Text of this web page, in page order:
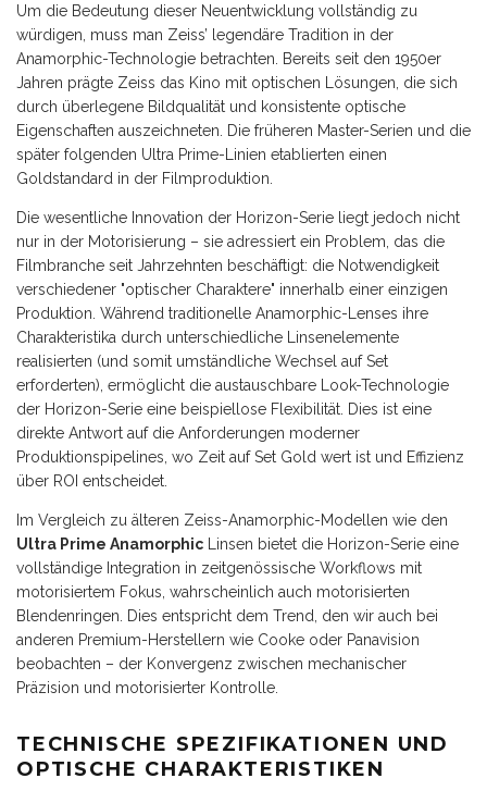
Um die Bedeutung dieser Neuentwicklung vollständig zu
würdigen, muss man Zeiss’ legendäre Tradition in der
Anamorphic-Technologie betrachten. Bereits seit den 1950er
Jahren prägte Zeiss das Kino mit optischen Lösungen, die sich
durch überlegene Bildqualität und konsistente optische
Eigenschaften auszeichneten. Die früheren Master-Serien und die
später folgenden Ultra Prime-Linien etablierten einen
Goldstandard in der Filmproduktion.
Die wesentliche Innovation der Horizon-Serie liegt jedoch nicht
nur in der Motorisierung – sie adressiert ein Problem, das die
Filmbranche seit Jahrzehnten beschäftigt: die Notwendigkeit
verschiedener "optischer Charaktere" innerhalb einer einzigen
Produktion. Während traditionelle Anamorphic-Lenses ihre
Charakteristika durch unterschiedliche Linsenelemente
realisierten (und somit umständliche Wechsel auf Set
erforderten), ermöglicht die austauschbare Look-Technologie
der Horizon-Serie eine beispiellose Flexibilität. Dies ist eine
direkte Antwort auf die Anforderungen moderner
Produktionspipelines, wo Zeit auf Set Gold wert ist und Effizienz
über ROI entscheidet.
Im Vergleich zu älteren Zeiss-Anamorphic-Modellen wie den
Ultra Prime Anamorphic Linsen bietet die Horizon-Serie eine
vollständige Integration in zeitgenössische Workflows mit
motorisiertem Fokus, wahrscheinlich auch motorisierten
Blendenringen. Dies entspricht dem Trend, den wir auch bei
anderen Premium-Herstellern wie Cooke oder Panavision
beobachten – der Konvergenz zwischen mechanischer
Präzision und motorisierter Kontrolle.
TECHNISCHE SPEZIFIKATIONEN UND
OPTISCHE CHARAKTERISTIKEN